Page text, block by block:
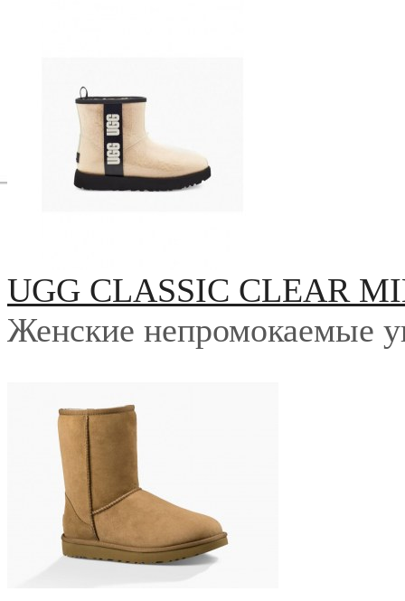
UGG CLASSIC CLEAR
Женские непромокаемые